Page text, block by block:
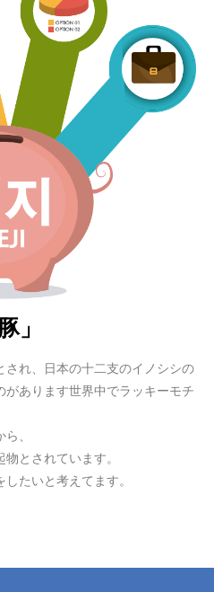
」
れ、日本の十二支のイノシシの
あります世界中でラッキーモチ
、
とされています。
たいと考えてます。